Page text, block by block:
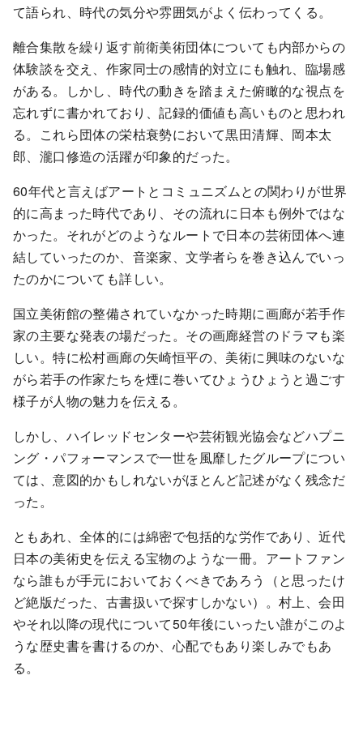
て語られ、時代の気分や雰囲気がよく伝わってくる。
離合集散を繰り返す前衛美術団体についても内部からの
体験談を交え、作家同士の感情的対立にも触れ、臨場感
がある。しかし、時代の動きを踏まえた俯瞰的な視点を
忘れずに書かれており、記録的価値も高いものと思われ
る。これら団体の栄枯衰勢において黒田清輝、岡本太
郎、瀧口修造の活躍が印象的だった。
60年代と言えばアートとコミュニズムとの関わりが世界
的に高まった時代であり、その流れに日本も例外ではな
かった。それがどのようなルートで日本の芸術団体へ連
結していったのか、音楽家、文学者らを巻き込んでいっ
たのかについても詳しい。
国立美術館の整備されていなかった時期に画廊が若手作
家の主要な発表の場だった。その画廊経営のドラマも楽
しい。特に松村画廊の矢崎恒平の、美術に興味のないな
がら若手の作家たちを煙に巻いてひょうひょうと過ごす
様子が人物の魅力を伝える。
しかし、ハイレッドセンターや芸術観光協会などハプニ
ング・パフォーマンスで一世を風靡したグループについ
ては、意図的かもしれないがほとんど記述がなく残念だ
った。
ともあれ、全体的には綿密で包括的な労作であり、近代
日本の美術史を伝える宝物のような一冊。アートファン
なら誰もが手元においておくべきであろう（と思ったけ
ど絶版だった、古書扱いで探すしかない）。村上、会田
やそれ以降の現代について50年後にいったい誰がこのよ
うな歴史書を書けるのか、心配でもあり楽しみでもあ
る。